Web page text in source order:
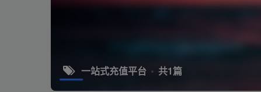
一站式充值平台 共1篇